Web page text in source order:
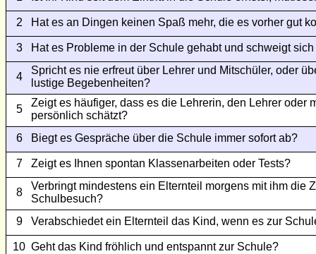
2 Hat es an Dingen keinen Spaß mehr, die es vorher gut
3 Hat es Probleme in der Schule gehabt und schweigt
4
Spricht es nie erfreut über Lehrer und Mitschüler, oder
lustige Begebenheiten?
5
Zeigt es häufiger, dass es die Lehrerin, den Lehrer oder
persönlich schätzt?
6
Biegt es Gespräche über die Schule immer sofort ab?
7 Zeigt es Ihnen spontan Klassenarbeiten oder Tests?
8
Verbringt mindestens ein Elternteil morgens mit ihm die
Schulbesuch?
9
Verabschiedet ein Elternteil das Kind, wenn es zur
10 Geht das Kind fröhlich und entspannt zur Schule?